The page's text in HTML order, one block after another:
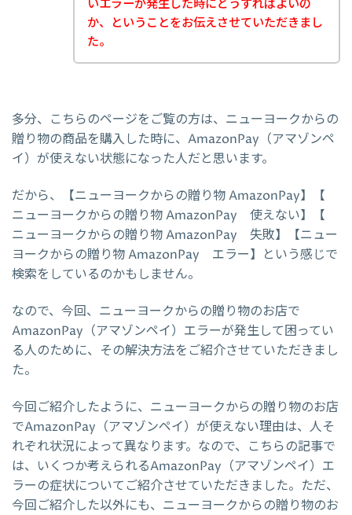
いエラーが発生した時にどうすればよいの
か、ということをお伝えさせていただきまし
た。
多分、こちらのページをご覧の方は、ニューヨークからの
贈り物の商品を購入した時に、AmazonPay（アマゾンペ
イ）が使えない状態になった人だと思います。
だから、【ニューヨークからの贈り物 AmazonPay】【
ニューヨークからの贈り物 AmazonPay 使えない】【
ニューヨークからの贈り物 AmazonPay 失敗】【ニュー
ヨークからの贈り物 AmazonPay エラー】という感じで
検索をしているのかもしません。
なので、今回、ニューヨークからの贈り物のお店で
AmazonPay（アマゾンペイ）エラーが発生して困ってい
る人のために、その解決方法をご紹介させていただきまし
た。
今回ご紹介したように、ニューヨークからの贈り物のお店
でAmazonPay（アマゾンペイ）が使えない理由は、人そ
れぞれ状況によって異なります。なので、こちらの記事で
は、いくつか考えられるAmazonPay（アマゾンペイ）エ
ラーの症状についてご紹介させていただきました。ただ、
今回ご紹介した以外にも、ニューヨークからの贈り物のお